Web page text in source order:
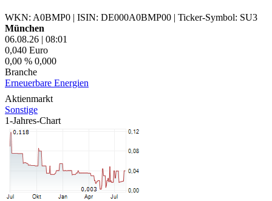
WKN: A0BMP0 | ISIN: DE000A0BMP00 | Ticker-Symbol: SU3
München
06.08.26 | 08:01
0,040 Euro
0,00 % 0,000
Branche
Erneuerbare Energien
Aktienmarkt
Sonstige
1-Jahres-Chart